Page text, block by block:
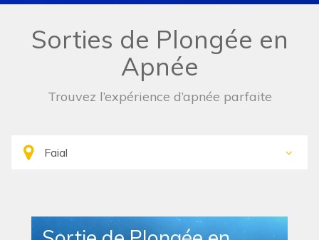
Sorties de Plongée en
Apnée
Trouvez l’expérience d’apnée parfaite